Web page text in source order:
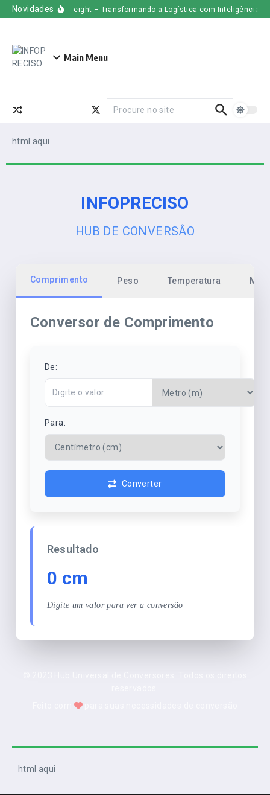
NovidadesUber Freight – Transformando a Logística com Inteligência
Main Menu
html aqui
INFOPRECISO
HUB DE CONVERSÂO
Comprimento Peso Temperatura
Conversor de Comprimento
De:
Para:
Converter
Resultado
0 cm
Digite um valor para ver a conversão
html aqui